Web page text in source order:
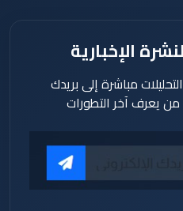
الإخبارية
مباشرة إلى بريدك
يعرف آخر التطورات